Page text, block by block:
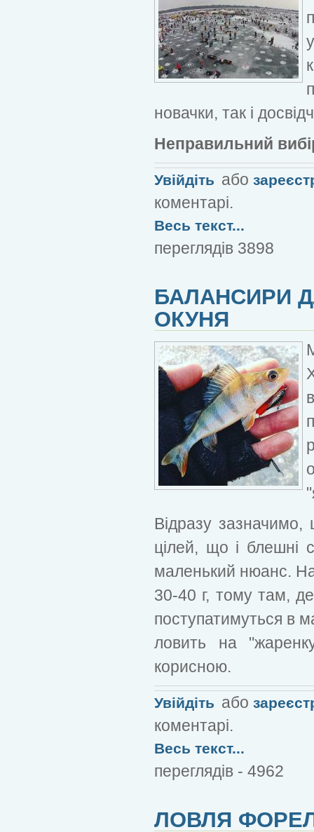
новачки, так і
Неправильний
Увійдіть або
коментарі.
Весь текст...
переглядів 3898
БАЛАНСИРИ
ОКУНЯ
Відразу
цілей, що і блешні
маленький нюанс. На
30-40 г, тому там, де
поступатимуться в
ловить на
корисною.
Увійдіть або
коментарі.
Весь текст...
переглядів - 4962
ЛОВЛЯ